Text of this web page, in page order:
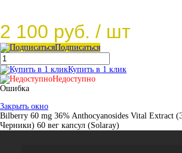
2 100 руб. / шт
Подписаться
Купить в 1 клик
Недоступно
Ошибка
Закрыть окно
Bilberry 60 mg 36% Anthocyanosides Vital Extract
Черники) 60 вег капсул (Solaray)